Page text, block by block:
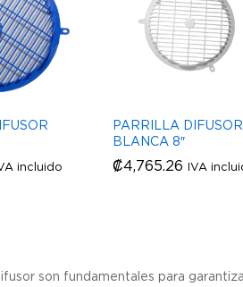
incluido
PARRILLA DIFUSOR
BLANCA 8″
₡4,765.26 IVA
₡4,765.26
son fundamentales para